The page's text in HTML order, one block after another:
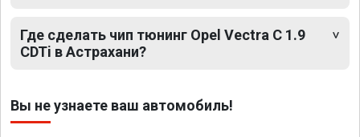
Где сделать чип тюнинг Opel Vectra C 1.9
CDTi в Астрахани?
Вы не узнаете ваш автомобиль!